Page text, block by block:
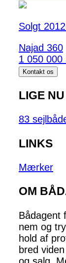
Solgt
Najad 360
1 050 000
Kontakt os
LIGE NU
83
LINKS
Mærker
OM
Bådagent
nem og
hold af
bred